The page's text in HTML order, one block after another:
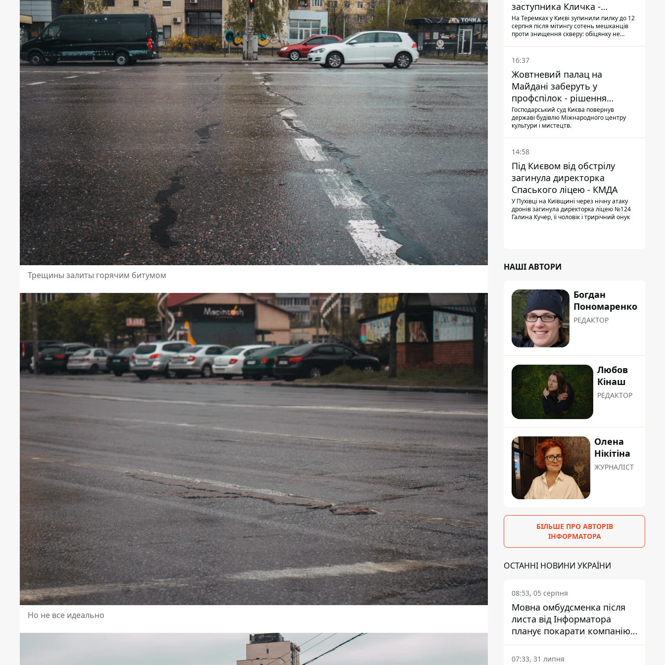
Трещины залиты горячим битумом
Но не все идеально
заступника Кличка -
почався діалог
На Теремках у Києві зупинили пилку до 12
серпня після мітингу сотень мешканців
проти знищення скверу: обіцянку не
прибув налагодити комунікацію
16:37
Жовтневий палац на
Майдані заберуть у
профспілок - рішення
Господарського суду
Господарський суд Києва повернув
державі будівлю Міжнародного центру
культури і мистецтв.
14:58
Під Києвом від обстрілу
загинула директорка
Спаського ліцею - КМДА
У Пухівці на Київщині через нічну атаку
дронів загинула директорка ліцею №124
Галина Кучер, її чоловік і трирічний онук
НАШІ АВТОРИ
Богдан
Пономаренко
РЕДАКТОР
Любов
Кінаш
РЕДАКТОР
Олена
Нікітіна
ЖУРНАЛІСТ
БІЛЬШЕ ПРО АВТОРІВ
ІНФОРМАТОРА
ОСТАННІ НОВИНИ УКРАЇНИ
08:53, 05 серпня
Мовна омбудсменка після
листа від Інформатора
планує покарати компанію-
підрядника ПриватБанку
07:33, 31 липня